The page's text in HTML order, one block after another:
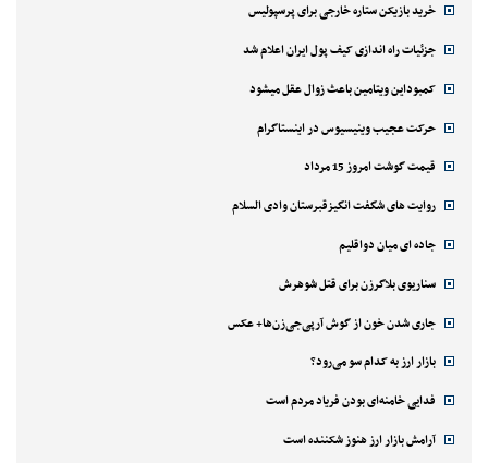
خرید بازیکن ستاره خارجی برای پرسپولیس
جزئیات راه اندازی کیف پول ایران اعلام شد
کمبوداین ویتامین باعث زوال عقل میشود
حرکت عجیب وینیسیوس در اینستاگرام
قیمت گوشت امروز 15 مرداد
روایت های شگفت انگیزقبرستان وادی السلام
جاده ای میان دواقلیم
سناریوی بلاگرزن برای قتل شوهرش
جاری شدن خون از گوش آرپی‌جی‌زن‌ها+ عکس
بازار ارز به کدام سو می‌رود؟
فدایی خامنه‌ای بودن فریاد مردم است
آرامش بازار ارز هنوز شکننده است